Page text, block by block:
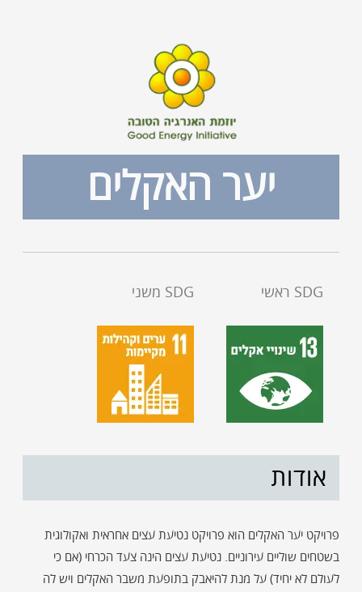
יער האקלים
SDG ראשי SDG משני
אודות
פרויקט יער האקלים הוא פרויקט נטיעת עצים אחראית ואקולוגית
בשטחים שוליים עירוניים. נטיעת עצים הינה צעד הכרחי (אם כי
לעולם לא יחיד) על מנת להיאבק בתופעת משבר האקלים ויש לה